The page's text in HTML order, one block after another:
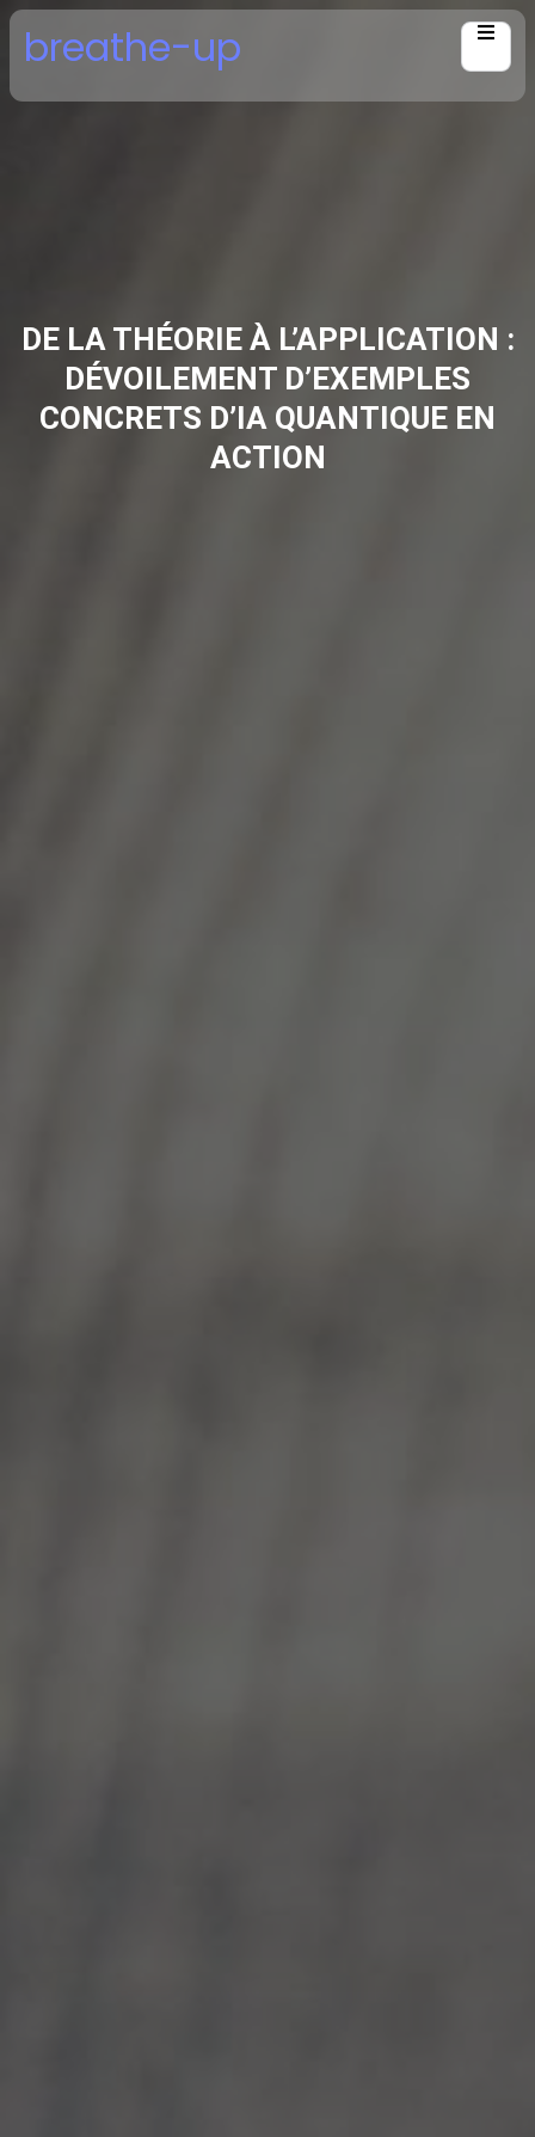
Skip
content
breathe-up
DE LA THÉORIE À L’APPLICATION :
DÉVOILEMENT D’EXEMPLES
CONCRETS D’IA QUANTIQUE EN
ACTION